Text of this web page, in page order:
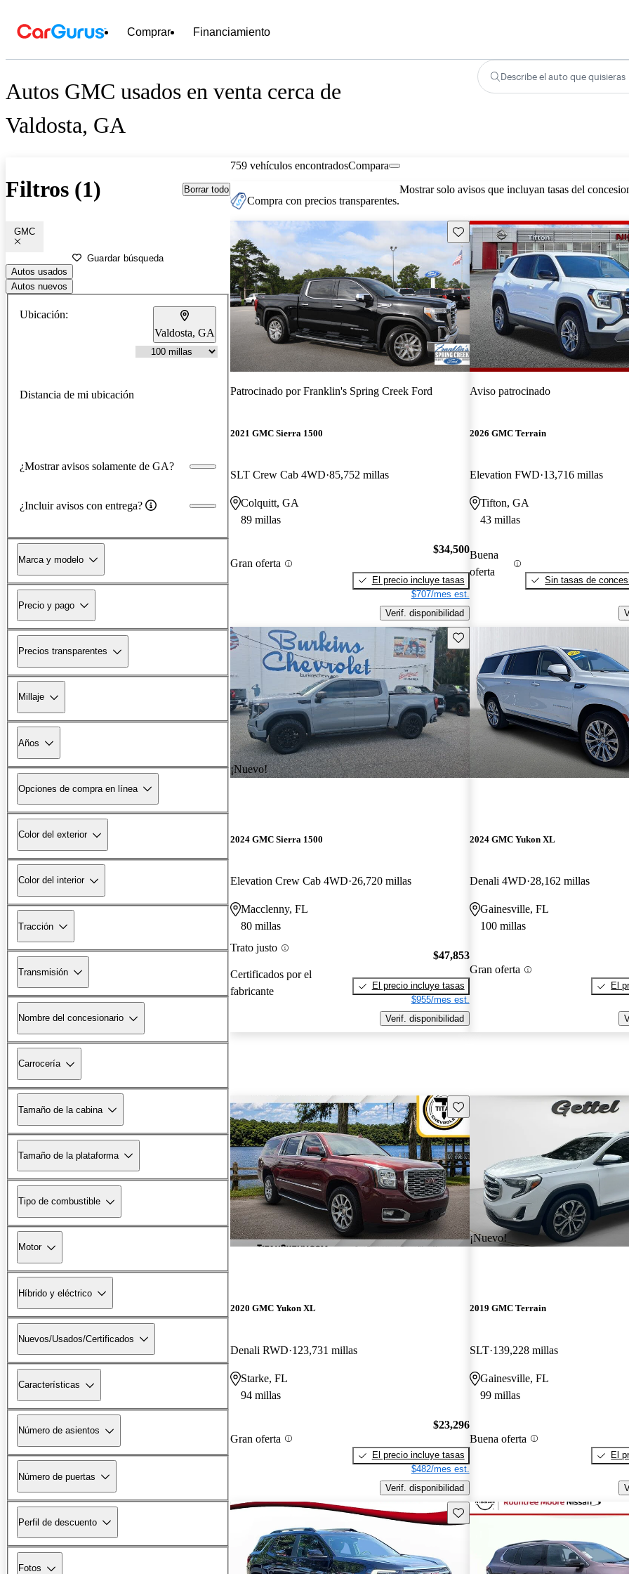
Comprar Financiamiento
Autos GMC usados en venta cerca de
Valdosta, GA
Describe el auto que quisieras
Filtros (1) Borrar todo
GMC
Guardar búsqueda
Autos usados
Autos nuevos
Ubicación:
Valdosta, GA
Distancia de mi ubicación
¿Mostrar avisos solamente de GA?
¿Incluir avisos con entrega?
Marca y modelo
Precio y pago
Precios transparentes
Millaje
Años
Opciones de compra en línea
Color del exterior
Color del interior
Tracción
Transmisión
Nombre del concesionario
Carrocería
Tamaño de la cabina
Tamaño de la plataforma
Tipo de combustible
Motor
Híbrido y eléctrico
Nuevos/Usados/Certificados
Características
Número de asientos
Número de puertas
Perfil de descuento
Fotos
759 vehículos encontradosCompara
Compra con precios transparentes.
Mostrar solo avisos que incluyan tasas del
Guarda este Aviso
Patrocinado porFranklin's Spring Creek Ford
2021 GMC Sierra 1500
SLT Crew Cab 4WD 85,752 millas
Colquitt, GA
89 millas
Gran oferta
$34,500
El precio incluye tasas
$707/mes est.
Verif. disponibilidad
Aviso patrocinado
2026 GMC Terrain
Elevation FWD 13,716 millas
Tifton, GA
43 millas
Buena
oferta
Sin tasas de
¡Nuevo!
Guarda este Aviso
2024 GMC Sierra 1500
Elevation Crew Cab 4WD 26,720 millas
Macclenny, FL
80 millas
Trato justo
Certificados por el
fabricante
$47,853
El precio incluye tasas
$955/mes est.
Verif. disponibilidad
2024 GMC Yukon XL
Denali 4WD 28,162 millas
Gainesville, FL
100 millas
Gran oferta
El
Guarda este Aviso
2020 GMC Yukon XL
Denali RWD 123,731 millas
Starke, FL
94 millas
Gran oferta
$23,296
El precio incluye tasas
$482/mes est.
Verif. disponibilidad
¡Nuevo!
2019 GMC Terrain
SLT 139,228 millas
Gainesville, FL
99 millas
Buena oferta
El
Guarda este Aviso